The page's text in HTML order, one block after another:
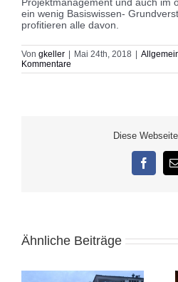
ein wenig Basiswissen-
profitieren alle davon.
Von gkeller | Mai 24th, 2018 |
Kommentare
Diese
Ähnliche Beiträge